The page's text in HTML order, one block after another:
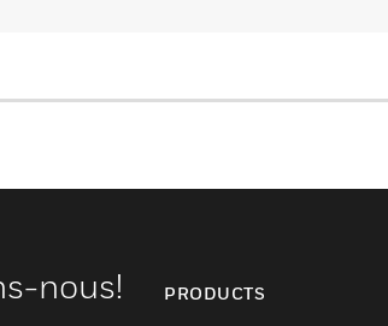
nous! PRODUCTS